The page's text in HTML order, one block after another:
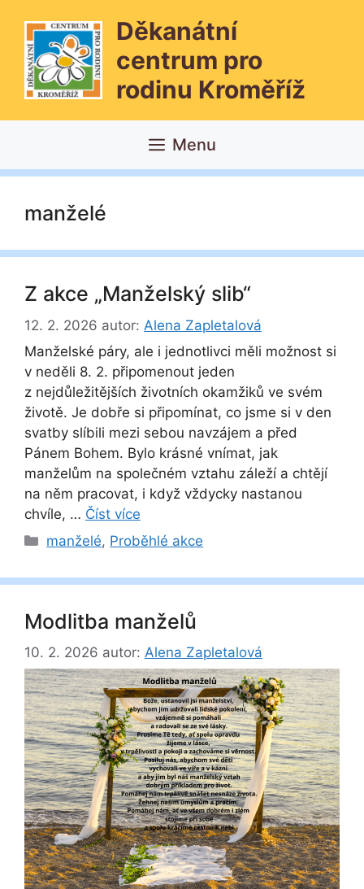
obsah
Děkanátní
centrum pro
rodinu Kroměříž
Menu
manželé
Z akce „Manželský slib“
12. 2. 2026 autor: Alena Zapletalová
Manželské páry, ale i jednotlivci měli možnost si
v neděli 8. 2. připomenout jeden
z nejdůležitějších životních okamžiků ve svém
životě. Je dobře si připomínat, co jsme si v den
svatby slíbili mezi sebou navzájem a před
Pánem Bohem. Bylo krásné vnímat, jak
manželům na společném vztahu záleží a chtějí
na něm pracovat, i když vždycky nastanou
chvíle, … Číst více
Rubriky
manželé, Proběhlé akce
Modlitba manželů
10. 2. 2026 autor: Alena Zapletalová